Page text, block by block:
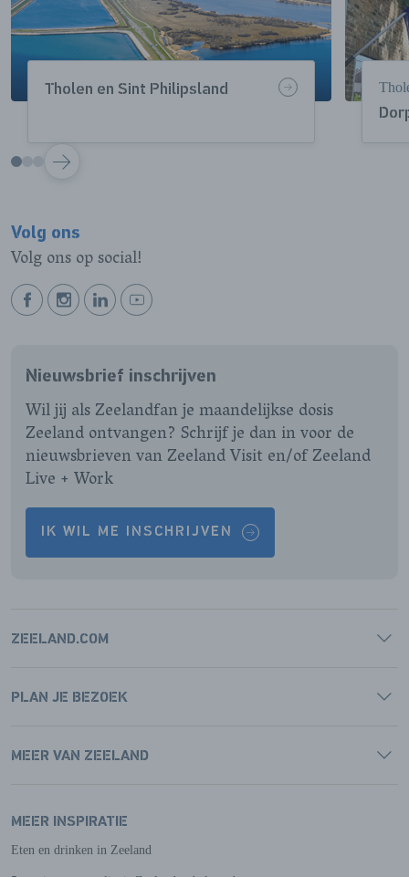
Tholen en Sint Philipsland
VOLGENDE
Volg ons
Volg ons op social!
BEKIJK
PAGINA
BEKIJK
PAGINA
BEKIJK
PAGINA
BEKIJK
PAGINA
Nieuwsbrief inschrijven
Wil jij als Zeelandfan je maandelijkse dosis
Zeeland ontvangen? Schrijf je dan in voor de
nieuwsbrieven van Zeeland Visit en/of Zeeland
Live + Work
IK WIL ME INSCHRIJVEN
ZEELAND.COM
PLAN JE BEZOEK
MEER VAN ZEELAND
MEER INSPIRATIE
Eten en drinken in Zeeland